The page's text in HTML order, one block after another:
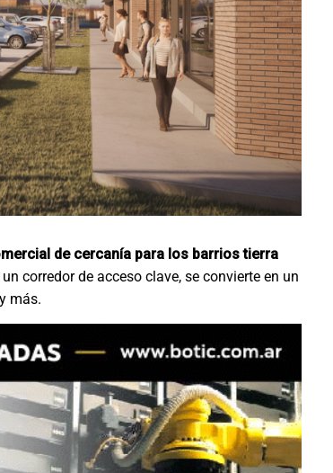
de cercanía para los barrios tierra
corredor de acceso clave, se convierte en un
más.